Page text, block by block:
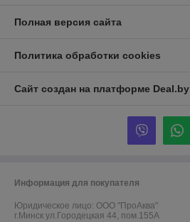
Полная версия сайта
Политика обработки cookies
Сайт создан на платформе Deal.by
Информация для покупателя
Юридическое лицо: ООО "ПроАква"
г.Минск ул.Городецкая 44, пом.155А